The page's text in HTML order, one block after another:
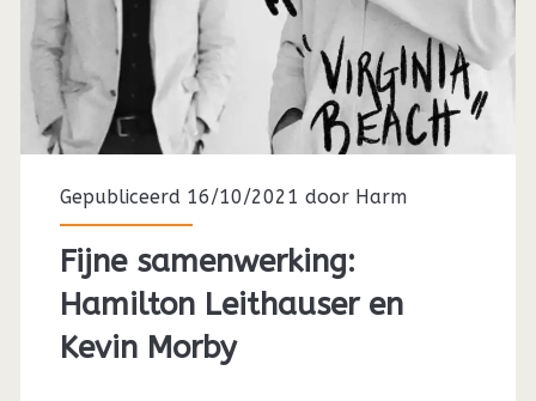
Gepubliceerd 16/10/2021 door Harm
Fijne samenwerking:
Hamilton Leithauser en
Kevin Morby